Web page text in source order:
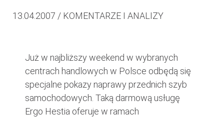
13.04.2007 / KOMENTARZE I ANALIZY
Już w najbliższy weekend w wybranych
centrach handlowych w Polsce odbędą się
specjalne pokazy naprawy przednich szyb
samochodowych. Taką darmową usługę
Ergo Hestia oferuje w ramach